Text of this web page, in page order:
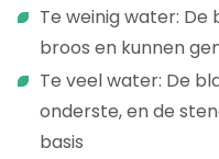
Te weinig water:
broos en kunnen
Te veel water: De
onderste, en de
basis